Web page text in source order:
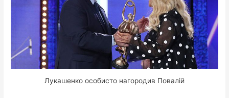
Лукашенко особисто нагородив Повалій